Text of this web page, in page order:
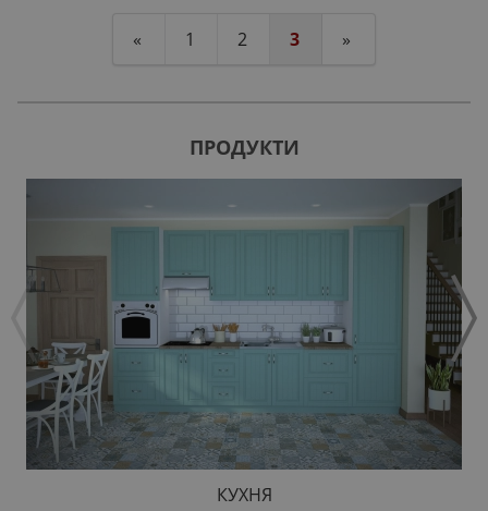
« 1 2 3 »
ПРОДУКТИ
КУХНЯ